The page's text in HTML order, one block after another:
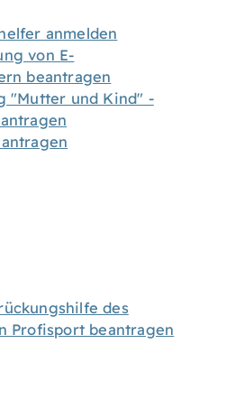
anmelden
von E-
beantragen
"Mutter und Kind" -
des
Profisport beantragen